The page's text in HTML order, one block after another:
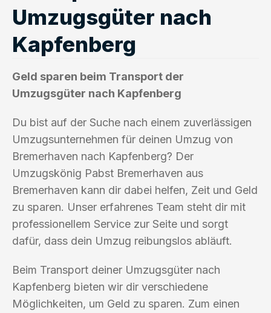
Umzugsgüter nach
Kapfenberg
Geld sparen beim Transport der
Umzugsgüter nach Kapfenberg
Du bist auf der Suche nach einem zuverlässigen
Umzugsunternehmen für deinen Umzug von
Bremerhaven nach Kapfenberg? Der
Umzugskönig Pabst Bremerhaven aus
Bremerhaven kann dir dabei helfen, Zeit und Geld
zu sparen. Unser erfahrenes Team steht dir mit
professionellem Service zur Seite und sorgt
dafür, dass dein Umzug reibungslos abläuft.
Beim Transport deiner Umzugsgüter nach
Kapfenberg bieten wir dir verschiedene
Möglichkeiten, um Geld zu sparen. Zum einen